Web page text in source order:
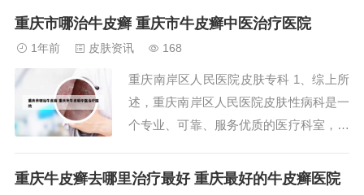
是毛发问题，患者都可以在这里找到专业
皮肤病医院位于重庆市渝北区松牌路523
号，是一...
重庆市哪治牛皮癣 重庆市牛皮癣中医治疗医院
1年前 皮肤资讯 168
重庆南岸区人民医院皮肤专科 1、综上所
述，重庆南岸区人民医院皮肤性病科是一
个专业、可靠、服务优质的医疗科室，能
播疾病治疗服务。2、位于重庆市南岸区
重庆牛皮癣去哪里治疗最好 重庆最好的牛皮癣医院